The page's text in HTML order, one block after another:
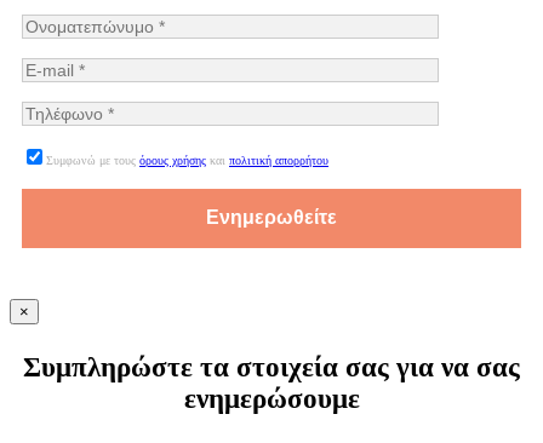
Συμφωνώ με τους όρους χρήσης και πολιτική απορρήτου
×
Συμπληρώστε τα στοιχεία σας για να σας
ενημερώσουμε